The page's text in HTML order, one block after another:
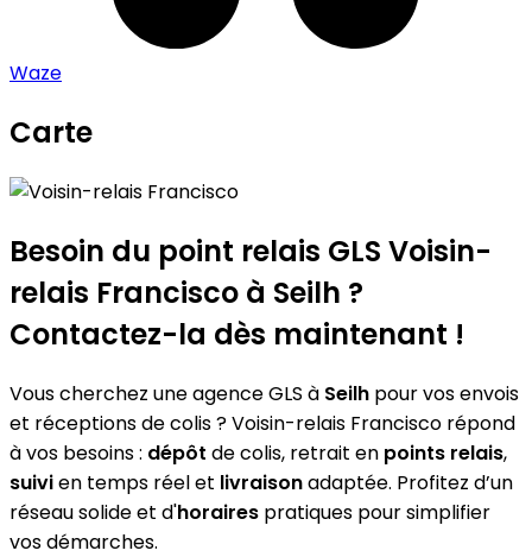
Waze
Carte
Voisin-relais Francisco
+
−
Besoin du point relais GLS Voisin-
relais Francisco à Seilh ?
Contactez-la dès maintenant !
Vous cherchez une agence GLS à Seilh pour vos envois
et réceptions de colis ? Voisin-relais Francisco répond
à vos besoins : dépôt de colis, retrait en points relais,
suivien temps réel et livraisonadaptée. Profitez d’un
réseau solide et d'horaires pratiques pour simplifier
vos démarches.